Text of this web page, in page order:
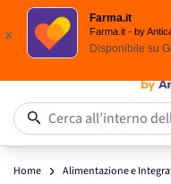
x
Farma.it
Farma.it - by
Disponibile su
Salta al contenuto
Cerca all’interno
Home Alimentazione e